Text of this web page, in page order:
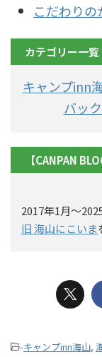
こだわりの
カテゴリー一覧
キャンプinn
バッ
【CANPAN
2017年1月〜
旧 海山にこいま
-キャンプinn海山,